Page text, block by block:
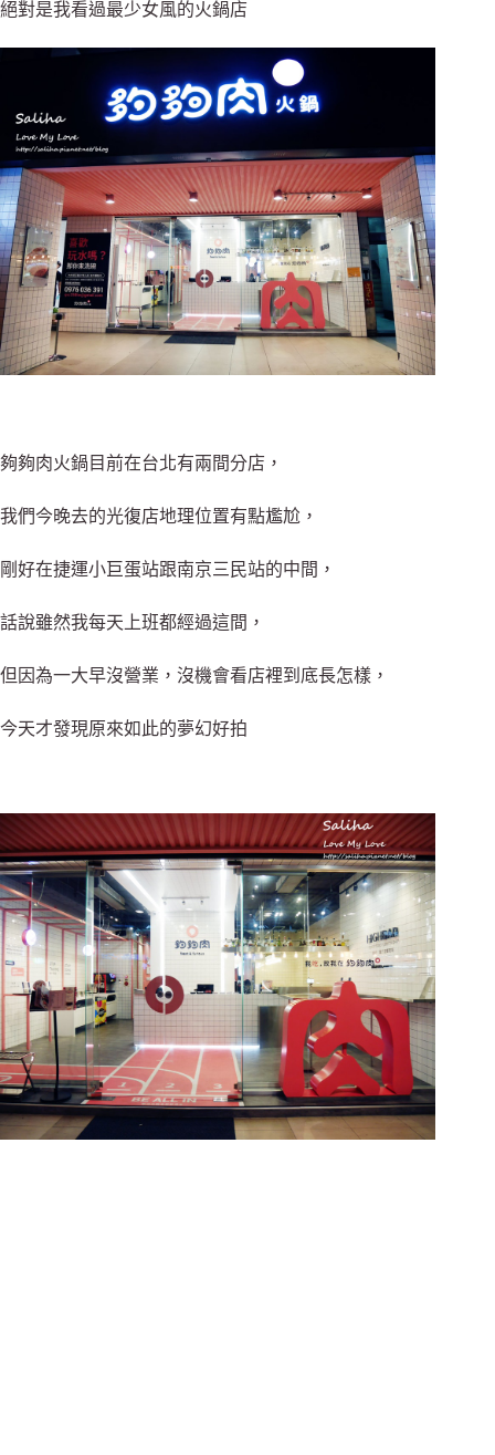
絕對是我看過最少女風的火鍋店
夠夠肉火鍋目前在台北有兩間分店，
我們今晚去的光復店地理位置有點尷尬，
剛好在捷運小巨蛋站跟南京三民站的中間，
話說雖然我每天上班都經過這間，
但因為一大早沒營業，沒機會看店裡到底長怎樣，
今天才發現原來如此的夢幻好拍